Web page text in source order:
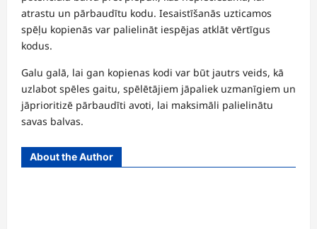
atrastu un pārbaudītu kodu. Iesaistīšanās uzticamos
spēļu kopienās var palielināt iespējas atklāt vērtīgus
kodus.
Galu galā, lai gan kopienas kodi var būt jautrs veids, kā
uzlabot spēles gaitu, spēlētājiem jāpaliek uzmanīgiem un
jāprioritizē pārbaudīti avoti, lai maksimāli palielinātu
savas balvas.
About the Author